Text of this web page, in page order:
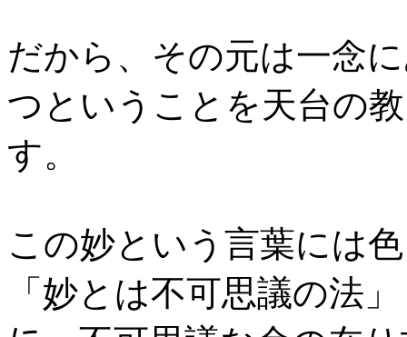
だから、その元は一念
つということを天台の
す。
この妙という言葉には
「妙とは不可思議の法